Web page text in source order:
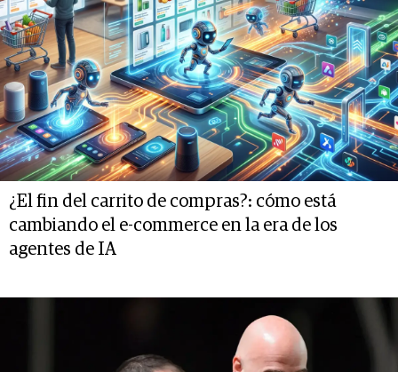
¿El fin del carrito de compras?: cómo está
cambiando el e-commerce en la era de los
agentes de IA